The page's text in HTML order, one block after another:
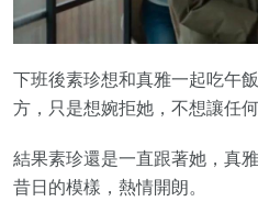
下班後素珍想和真雅一起吃午
方，只是想婉拒她，不想讓任
結果素珍還是一直跟著她，真
昔日的模樣，熱情開朗。